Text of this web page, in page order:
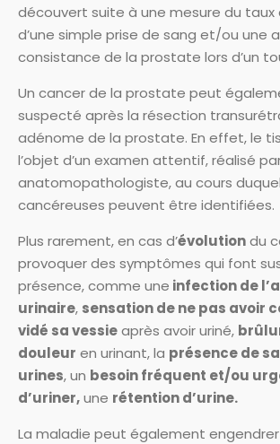
découvert suite à une mesure du taux
d’une simple prise de sang et/ou une
consistance de la prostate lors d’un
Un cancer de la prostate peut
suspecté après la résection
adénome de la prostate. En effet, le
l’objet d’un examen attentif, réalisé
anatomopathologiste, au cours
cancéreuses peuvent être identifiées.
Plus rarement, en cas d’évolutiondu
provoquer des symptômes qui font
présence, comme une infection de
urinaire, sensation de ne pas avoir
vidé sa vessieaprès avoir uriné,
douleur en urinant, la présence de
urines, un besoin fréquent et/ou
d’uriner,une rétention d’urine.
La maladie peut également engendrer